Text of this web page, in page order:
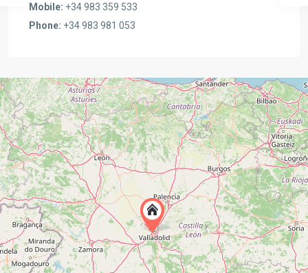
Mobile: +34 983 359 533
Phone: +34 983 981 053